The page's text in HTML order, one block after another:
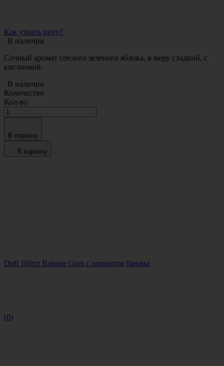
Как узнать цену?
В наличии
Сочный аромат спелого зеленого яблока, в меру сладкий, с
кислинкой.
В наличии
Количество
Кол-во
В корзину
В корзину
Duft 100гр Banana Gum с ароматом банана
(0)